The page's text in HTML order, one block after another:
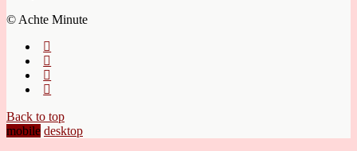
© Achte Minute
Back to top
mobile desktop